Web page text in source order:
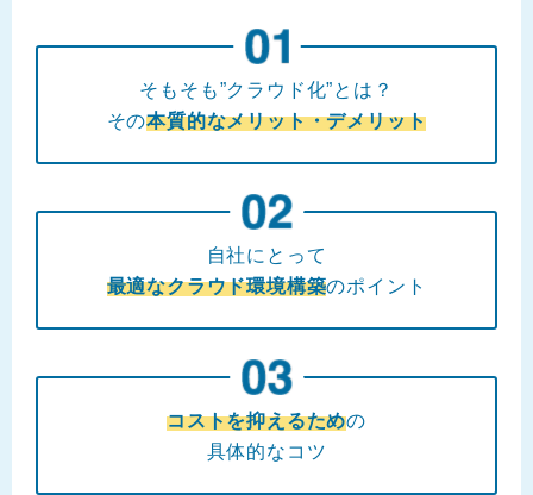
そもそも”クラウド化”とは？
その本質的なメリット・デメリット
自社にとって
最適なクラウド環境構築のポイント
コストを抑えるための
具体的なコツ